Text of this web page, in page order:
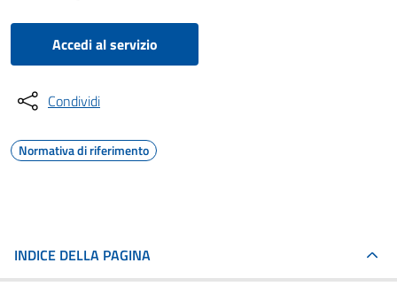
Accedi al servizio
Condividi
Normativa di riferimento
INDICE DELLA PAGINA